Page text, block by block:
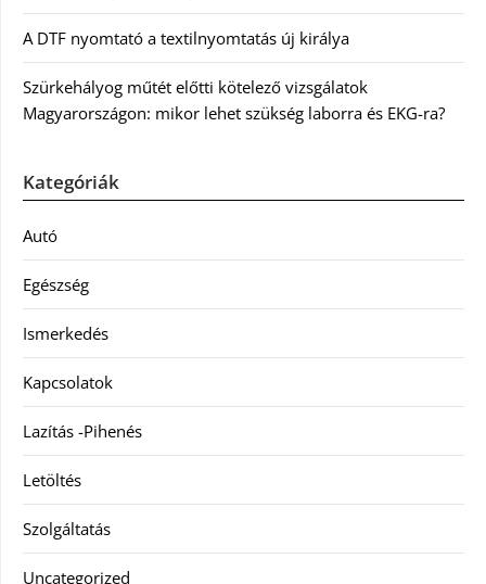
A DTF nyomtató a textilnyomtatás új királya
Szürkehályog műtét előtti kötelező vizsgálatok
Magyarországon: mikor lehet szükség laborra és EKG-ra?
Kategóriák
Autó
Egészség
Ismerkedés
Kapcsolatok
Lazítás -Pihenés
Letöltés
Szolgáltatás
Uncategorized